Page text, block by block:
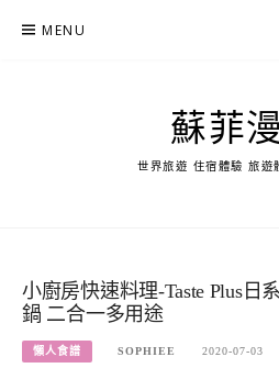
MENU
蘇菲
世界旅遊 住宿體驗 旅遊
小廚房快速料理-Taste Plus日
鍋 二合一多用途
懶人食譜 SOPHIEE 2020-07-03